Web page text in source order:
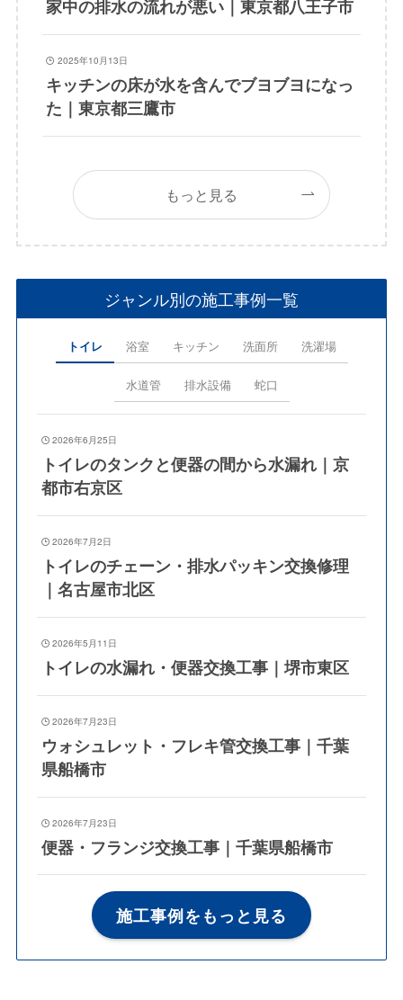
家中の排水の流れが悪い｜東京都八王子市
2025年10月13日
キッチンの床が水を含んでブヨブヨになっ
た｜東京都三鷹市
もっと見る
ジャンル別の施工事例一覧
トイレ 浴室 キッチン 洗面所 洗濯場
水道管 排水設備 蛇口
2026年6月25日
トイレのタンクと便器の間から水漏れ｜京
都市右京区
2026年7月2日
トイレのチェーン・排水パッキン交換修理
｜名古屋市北区
2026年5月11日
トイレの水漏れ・便器交換工事｜堺市東区
2026年7月23日
ウォシュレット・フレキ管交換工事｜千葉
県船橋市
2026年7月23日
便器・フランジ交換工事｜千葉県船橋市
施工事例をもっと見る